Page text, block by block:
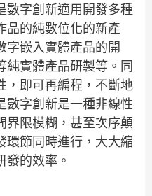
數字創新適用開發多種
品的純數位化的新產
字嵌入實體產品的開
純實體產品研製等。同
，即可再編程，不斷地
數字創新是一種非線性
界限模糊，甚至次序顛
環節同時進行，大大縮
的效率。